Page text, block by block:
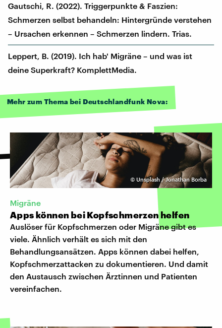
Gautschi, R. (2022). Triggerpunkte & Faszien:
Schmerzen selbst behandeln: Hintergründe verstehen
– Ursachen erkennen – Schmerzen lindern. Trias.
Leppert, B. (2019). Ich hab' Migräne – und was ist
deine Superkraft? KomplettMedia.
Mehr zum Thema bei Deutschlandfunk Nova:
© Unsplash / Jonathan Borba
Migräne
Apps können bei Kopfschmerzen helfen
Auslöser für Kopfschmerzen oder Migräne gibt es
viele. Ähnlich verhält es sich mit den
Behandlungsansätzen. Apps können dabei helfen,
Kopfschmerzattacken zu dokumentieren. Und damit
den Austausch zwischen Ärztinnen und Patienten
vereinfachen.